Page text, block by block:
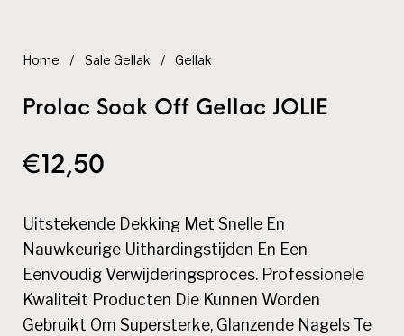
Home / Sale Gellak / Gellak
Prolac Soak Off Gellac JOLIE
€ 12,50
Uitstekende Dekking Met Snelle En
Nauwkeurige Uithardingstijden En Een
Eenvoudig Verwijderingsproces. Professionele
Kwaliteit Producten Die Kunnen Worden
Gebruikt Om Supersterke, Glanzende Nagels Te